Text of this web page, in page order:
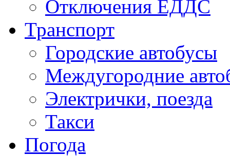
Отключения ЕДДС
Транспорт
Городские автобусы
Междугородние
Электрички, поезда
Такси
Погода